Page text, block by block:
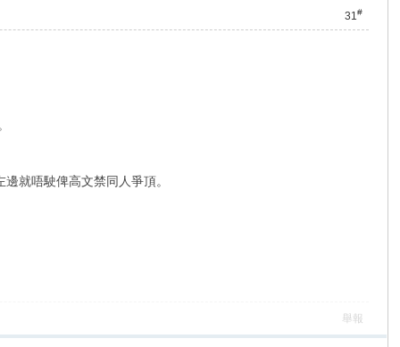
31#
就唔駛俾高文禁同人爭頂。
舉報